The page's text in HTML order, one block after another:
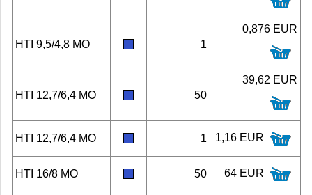
HTI 9,5/4,8 MO 1
0,876 EUR
HTI 12,7/6,4 MO 50
39,62 EUR
HTI 12,7/6,4 MO 1 1,16 EUR
HTI 16/8 MO 50 64 EUR